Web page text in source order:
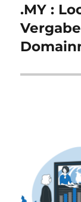
Nächster
Beitrag:
.MY :